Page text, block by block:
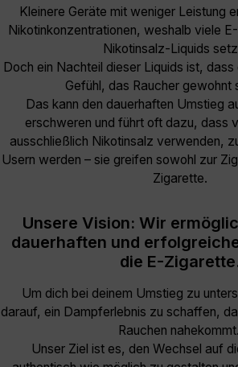
Kleinere Geräte mit weniger Leistung
Nikotinkonzentrationen, weshalb viele
Nikotinsalz-Liquids
Doch ein Nachteil dieser Liquids ist,
Gefühl, das Raucher gewohnt
Das kann den dauerhaften Umstieg
erschweren und führt oft dazu, dass
ausschließlich Nikotinsalz verwenden,
Usern werden – sie greifen sowohl zur
Zigarette.
Unsere Vision: Wir
dauerhaften und
die E-
Um dich bei deinem Umstieg zu
darauf, ein Dampferlebnis zu schaffen,
Rauchen nahekommt.
Unser Ziel ist es, den Wechsel auf